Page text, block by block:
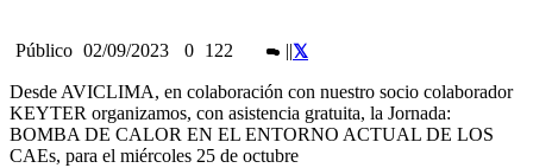
Público 02/09/2023 0 122 ||
Desde AVICLIMA, en colaboración con nuestro socio colaborador
KEYTER organizamos, con asistencia gratuita, la Jornada:
BOMBA DE CALOR EN EL ENTORNO ACTUAL DE LOS
CAEs, para el miércoles 25 de octubre